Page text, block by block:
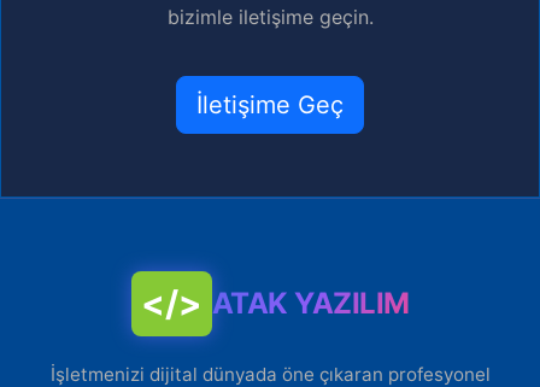
bizimle iletişime geçin.
İletişime Geç
</> ATAK YAZILIM
İşletmenizi dijital dünyada öne çıkaran profesyonel